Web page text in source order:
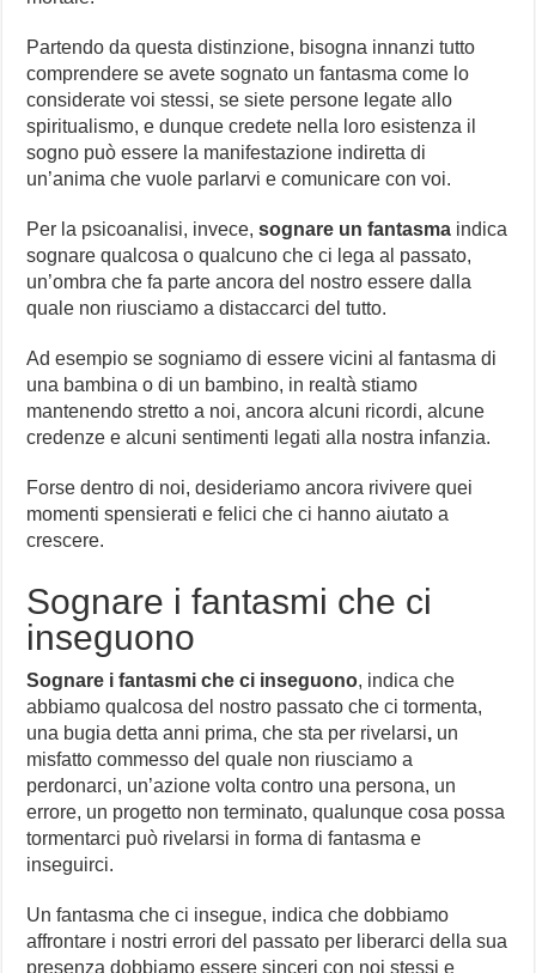
Partendo da questa distinzione, bisogna innanzi tutto
comprendere se avete sognato un fantasma come lo
considerate voi stessi, se siete persone legate allo
spiritualismo, e dunque credete nella loro esistenza il
sogno può essere la manifestazione indiretta di
un’anima che vuole parlarvi e comunicare con voi.
Per la psicoanalisi, invece,sognare un fantasma indica
sognare qualcosa o qualcuno che ci lega al passato,
un’ombra che fa parte ancora del nostro essere dalla
quale non riusciamo a distaccarci del tutto.
Ad esempio se sogniamo di essere vicini al fantasma di
una bambina o di un bambino, in realtà stiamo
mantenendo stretto a noi, ancora alcuni ricordi, alcune
credenze e alcuni sentimenti legati alla nostra infanzia.
Forse dentro di noi, desideriamo ancora rivivere quei
momenti spensierati e felici che ci hanno aiutato a
crescere.
Sognare i fantasmi che ci
inseguono
Sognare i fantasmi che ci inseguono, indica che
abbiamo qualcosa del nostro passato che ci tormenta,
una bugia detta anni prima, che sta per rivelarsi, un
misfatto commesso del quale non riusciamo a
perdonarci, un’azione volta contro una persona, un
errore, un progetto non terminato, qualunque cosa possa
tormentarci può rivelarsi in forma di fantasma e
inseguirci.
Un fantasma che ci insegue, indica che dobbiamo
affrontare i nostri errori del passato per liberarci della sua
presenza dobbiamo essere sinceri con noi stessi e